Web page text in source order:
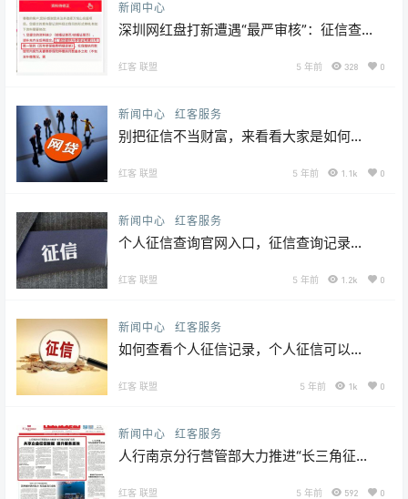
新闻中心
深圳网红盘打新遭遇“最严审核”：征信查
红客 联盟 5 年前 328 0
新闻中心 红客服务
别把征信不当财富，来看看大家是如何把
红客 联盟 5 年前 1.1k 0
新闻中心 红客服务
个人征信查询官网入口，征信查询记录多
红客 联盟 5 年前 1.2k 0
新闻中心 红客服务
如何查看个人征信记录，个人征信可以网
红客 联盟 5 年前 1k 0
新闻中心 红客服务
人行南京分行营管部大力推进“长三角征信
红客 联盟 5 年前 592 0